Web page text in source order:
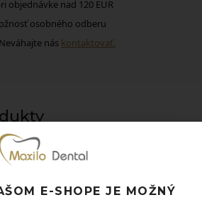
objednávke nad 120 EUR
osobného odberu
nás kontaktovať.
E-SHOPE JE MOŽNÝ